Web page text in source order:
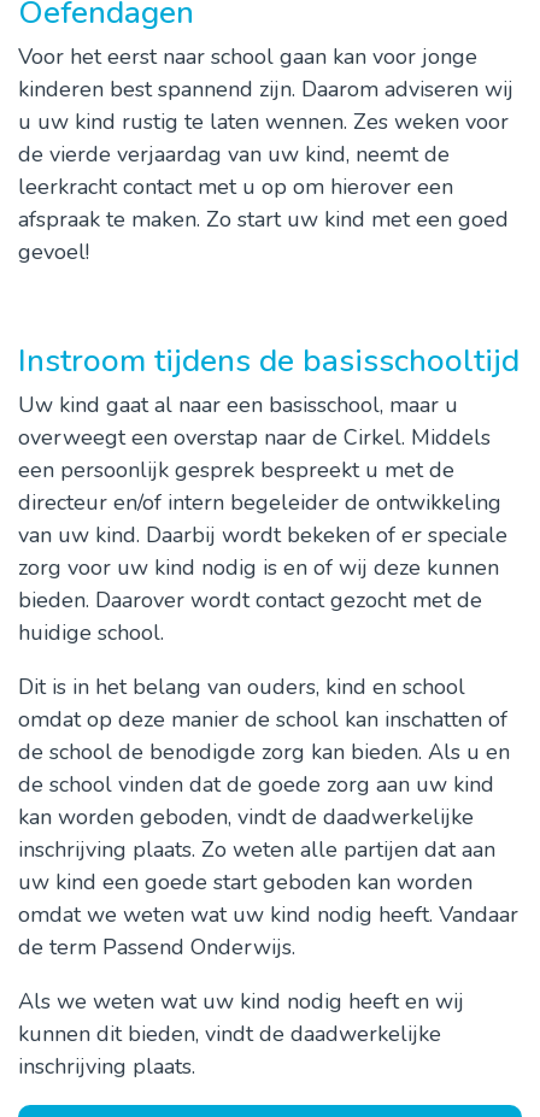
Oefendagen
Voor het eerst naar school gaan kan voor jonge
kinderen best spannend zijn. Daarom adviseren wij
u uw kind rustig te laten wennen. Zes weken voor
de vierde verjaardag van uw kind, neemt de
leerkracht contact met u op om hierover een
afspraak te maken. Zo start uw kind met een goed
gevoel!
Instroom tijdens de basisschooltijd
Uw kind gaat al naar een basisschool, maar u
overweegt een overstap naar de Cirkel. Middels
een persoonlijk gesprek bespreekt u met de
directeur en/of intern begeleider de ontwikkeling
van uw kind. Daarbij wordt bekeken of er speciale
zorg voor uw kind nodig is en of wij deze kunnen
bieden. Daarover wordt contact gezocht met de
huidige school.
Dit is in het belang van ouders, kind en school
omdat op deze manier de school kan inschatten of
de school de benodigde zorg kan bieden. Als u en
de school vinden dat de goede zorg aan uw kind
kan worden geboden, vindt de daadwerkelijke
inschrijving plaats. Zo weten alle partijen dat aan
uw kind een goede start geboden kan worden
omdat we weten wat uw kind nodig heeft. Vandaar
de term Passend Onderwijs.
Als we weten wat uw kind nodig heeft en wij
kunnen dit bieden, vindt de daadwerkelijke
inschrijving plaats.